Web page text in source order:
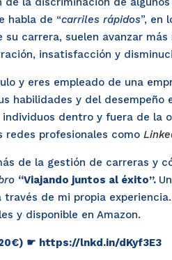
habla de “carriles rápidos”, en
carrera, suelen avanzar
insatisfacción y
y eres empleado de una
habilidades y del
dentro y fuera de la
redes profesionales como
de la gestión de carreras y
“Viajando juntos al éxito”.
través de mi propia
y disponible en Amazon.
☛ https://lnkd.in/dKyf3E3